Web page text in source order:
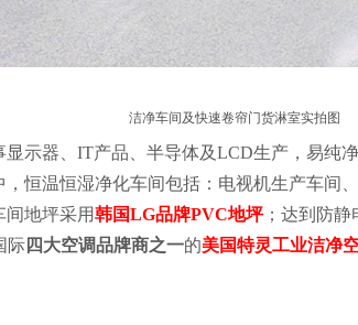
洁净车间及快速卷帘门货淋室实拍图
示器、IT产品、半导体及LCD生产，易纯
恒温恒湿净化车间包括：电视机生产车间
间地坪采用韩国LG品牌PVC地坪；达到防静
际四大空调品牌商之一的美国特灵工业洁净